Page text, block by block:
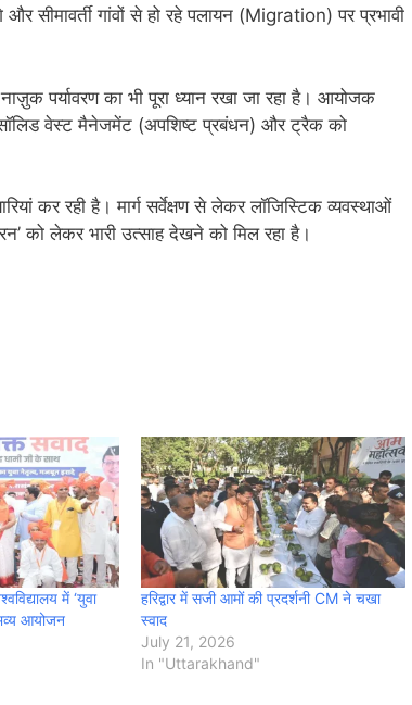
सीमावर्ती गांवों से हो रहे पलायन (Migration) पर प्रभावी
पर्यावरण का भी पूरा ध्यान रखा जा रहा है। आयोजक
वेस्ट मैनेजमेंट (अपशिष्ट प्रबंधन) और ट्रैक को
कर रही है। मार्ग सर्वेक्षण से लेकर लॉजिस्टिक व्यवस्थाओं
को लेकर भारी उत्साह देखने को मिल रहा है।
में ‘युवा
आयोजन
हरिद्वार में सजी आमों की प्रदर्शनी CM ने चखा
स्वाद
July 21, 2026
In "Uttarakhand"